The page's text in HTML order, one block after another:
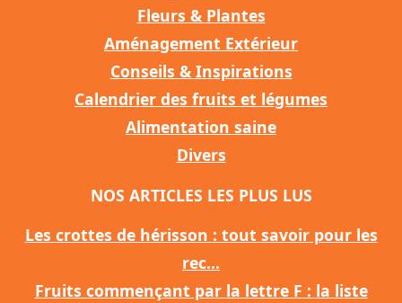
Fleurs & Plantes
Aménagement Extérieur
Conseils & Inspirations
Calendrier des fruits et légumes
Alimentation saine
Divers
NOS ARTICLES LES PLUS LUS
Les crottes de hérisson : tout savoir pour les
rec...
Fruits commençant par la lettre F : la liste